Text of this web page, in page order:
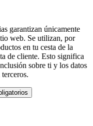
garantizan únicamente
web. Se utilizan, por
en tu cesta de la
de cliente. Esto significa
sobre ti y los datos